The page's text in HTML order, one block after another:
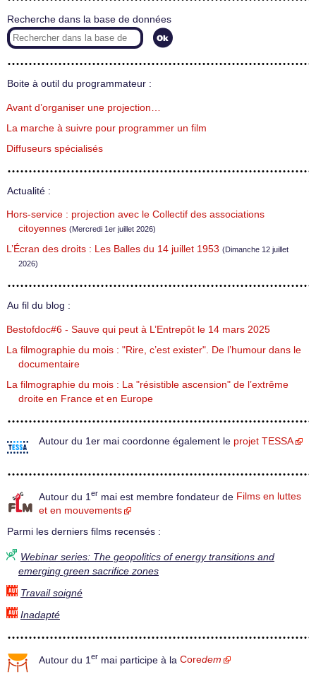
Recherche dans la base de données
Boite à outil du programmateur :
Avant d’organiser une projection…
La marche à suivre pour programmer un film
Diffuseurs spécialisés
Actualité :
Hors-service : projection avec le Collectif des associations
citoyennes (Mercredi 1er juillet 2026)
L’Écran des droits : Les Balles du 14 juillet 1953 (Dimanche 12 juillet
2026)
Au fil du blog :
Bestofdoc#6 - Sauve qui peut à L’Entrepôt le 14 mars 2025
La filmographie du mois : "Rire, c’est exister". De l’humour dans le
documentaire
La filmographie du mois : La "résistible ascension" de l’extrême
droite en France et en Europe
Autour du 1er mai coordonne également le projet TESSA
Autour du 1 er mai est membre fondateur de Films en luttes
et en mouvements
Parmi les derniers films recensés :
Webinar series: The geopolitics of energy transitions and
emerging green sacrifice zones
Travail soigné
Inadapté
Autour du 1 er mai participe à la Coredem